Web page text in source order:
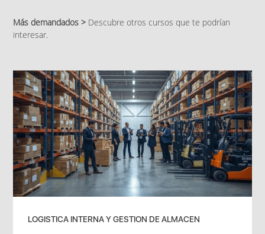
Más demandados > Descubre otros cursos que te podrían
interesar.
LOGISTICA INTERNA Y GESTION DE ALMACEN